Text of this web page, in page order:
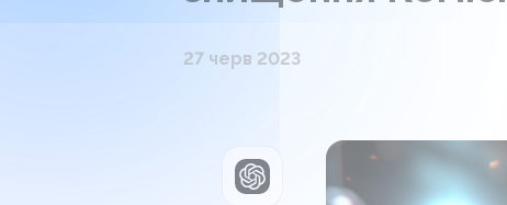
27 черв 2023
ChatGPT